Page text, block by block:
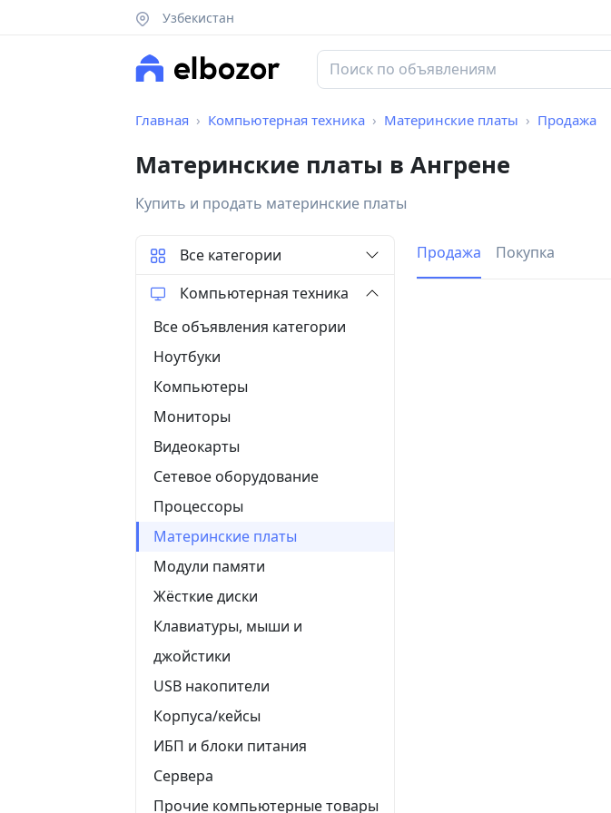
Узбекистан
Главная Компьютерная техника Материнские платы Продажа
Материнские платы в Ангрене
Купить и продать материнские платы
Продажа Покупка
Все категории
Компьютерная техника
Все объявления категории
Ноутбуки
Компьютеры
Мониторы
Видеокарты
Сетевое оборудование
Процессоры
Материнские платы
Модули памяти
Жёсткие диски
Клавиатуры, мыши и
джойстики
USB накопители
Корпуса/кейсы
ИБП и блоки питания
Сервера
Прочие компьютерные товары